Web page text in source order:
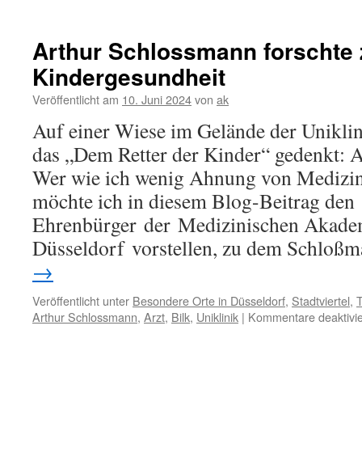
Arthur Schlossmann forschte
Kindergesundheit
Veröffentlicht am 10. Juni 2024von ak
Auf einer Wiese im Gelände der
das „Dem Retter der Kinder“ gedenkt:
Wer wie ich wenig Ahnung von
möchte ich in diesem Blog-Beitrag den
Ehrenbürger der Medizinischen
Düsseldorf vorstellen, zu dem
→
Veröffentlicht unter Besondere Orte in Düsseldorf, Stadtviertel,
Arthur Schlossmann, Arzt, Bilk, Uniklinik | Kommentare